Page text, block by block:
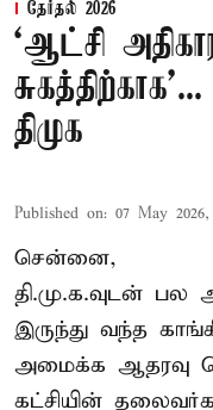
தேர்தல் 2026
‘ஆட்சி
திமுக
Published on: 07 May
சென்னை,
தி.மு.க.வுடன்
இருந்து வந்த
அமைக்க ஆதரவு
கட்சியின்